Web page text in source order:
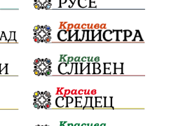
екскурзия
лято оставка дете
язовири Сопот